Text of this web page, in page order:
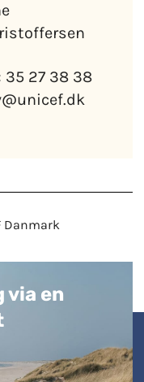
35 27 38 38
Danmark
via en